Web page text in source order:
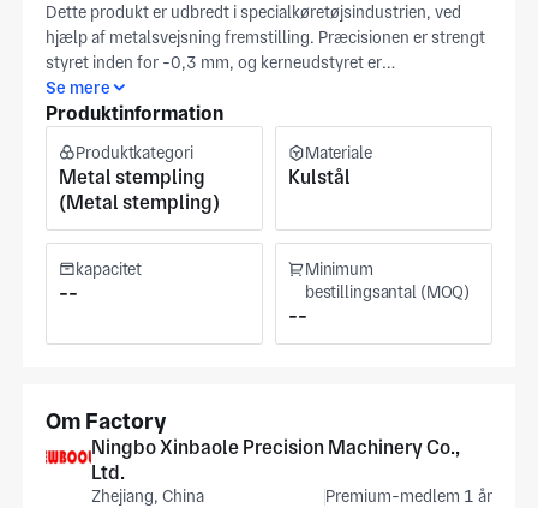
Dette produkt er udbredt i specialkøretøjsindustrien, ved
hjælp af metalsvejsning fremstilling. Præcisionen er strengt
styret inden for -0,3 mm, og kerneudstyret er
robotsvejsning. Vi leverer efterbehandlingsprocesser såsom
elektropladning, elektroforese og sprøjtning for at sikre
dage, og leveringen kan afsluttes inden for 20-30 dage for
bulk bestillinger.
Se mere
Produktinformation
Produktkategori
Metal stempling
(Metal stempling)
Materiale
Kulstål
kapacitet
--
Minimum
bestillingsantal (MOQ)
--
Om Factory
Ningbo Xinbaole Precision Machinery Co.,
Ltd.
Zhejiang, China Premium-medlem 1 år